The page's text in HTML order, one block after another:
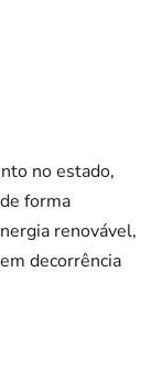
no estado,
forma
renovável,
decorrência